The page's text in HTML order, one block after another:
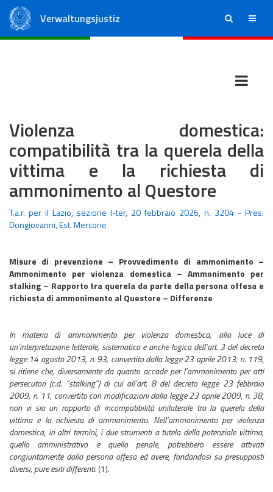
Verwaltungsjustiz ricerca menu
Violenza domestica:
compatibilità tra la querela della
vittima e la richiesta di
ammonimento al Questore
T.a.r. per il Lazio, sezione I-ter, 20 febbraio 2026, n. 3204 - Pres.
Dongiovanni, Est. Mercone
Misure di prevenzione – Provvedimento di ammonimento –
Ammonimento per violenza domestica – Ammonimento per
stalking – Rapporto tra querela da parte della persona offesa e
richiesta di ammonimento al Questore – Differenze
In materia di ammonimento per violenza domestica, alla luce di
un’interpretazione letterale, sistematica e anche logica dell’art. 3 del decreto
legge 14 agosto 2013, n. 93, convertito dalla legge 23 aprile 2013, n. 119,
si ritiene che, diversamente da quanto accade per l’ammonimento per atti
persecutori (c.d. “stalking”) di cui all’art. 8 del decreto legge 23 febbraio
2009, n. 11, convertito con modificazioni dalla legge 23 aprile 2009, n. 38,
non vi sia un rapporto di incompatibilità unilaterale tra la querela della
vittima e la richiesta di ammonimento. Nell’ammonimento per violenza
domestica, in altri termini, i due strumenti a tutela della potenziale vittima,
quello amministrativo e quello penale, potrebbero essere attivati
congiuntamente dalla persona offesa ed avere, fondandosi su presupposti
diversi, pure esiti differenti.(1).